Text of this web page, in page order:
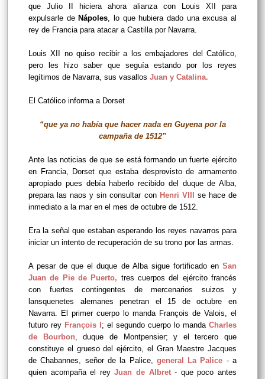
que Julio II hiciera ahora alianza con Louis XII para
expulsarle de Nápoles, lo que hubiera dado una excusa al
rey de Francia para atacar a Castilla por Navarra.
Louis XII no quiso recibir a los embajadores del Católico,
pero les hizo saber que seguía estando por los reyes
legítimos de Navarra, sus vasallos Juan y Catalina.
El Católico informa a Dorset
“que ya no había que hacer nada en Guyena por la
campaña de 1512”
Ante las noticias de que se está formando un fuerte ejército
en Francia, Dorset que estaba desprovisto de armamento
apropiado pues debía haberlo recibido del duque de Alba,
prepara las naos y sin consultar con Henri VIII
se hace de
inmediato a la mar en el mes de octubre de 1512.
Era la señal que estaban esperando los reyes navarros para
iniciar un intento de recuperación de su trono por las armas.
A pesar de que el duque de Alba sigue fortificado en San
Juan de Pie de Puerto, tres cuerpos del ejército francés
con fuertes contingentes de mercenarios suizos y
lansquenetes alemanes penetran el 15 de octubre en
Navarra. El primer cuerpo lo manda François de Valois, el
futuro rey François I ; el segundo cuerpo lo manda Charles
de Bourbon, duque de Montpensier; y el tercero que
constituye el grueso del ejército, el Gran Maestre Jacques
de Chabannes, señor de la Palice, general La Palice - a
quien acompaña el reyJuan de Albret- que poco antes